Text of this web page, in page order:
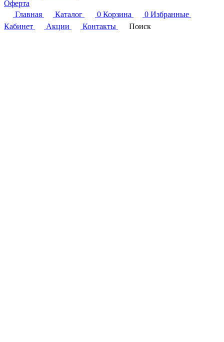
Оферта
Главная
Каталог 0 Корзина 0 Избранные
Кабинет
Акции Контакты Поиск